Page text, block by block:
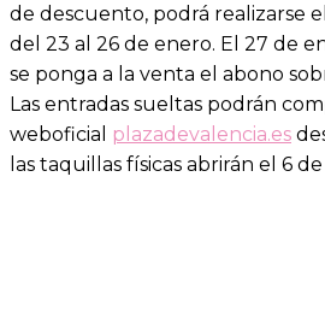
de descuento, podrá realizarse
del 23 al 26 de enero. El 27 de
se ponga a la venta el abono
Las entradas sueltas podrán
weboficial plazadevalencia.es
las taquillas físicas abrirán el 6